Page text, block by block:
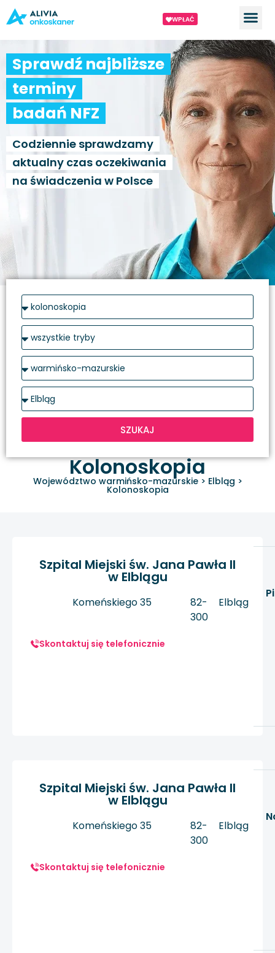
WPŁAĆ
Sprawdź najbliższe
terminy
badań NFZ
Codziennie sprawdzamy
aktualny czas oczekiwania
na świadczenia w Polsce
SZUKAJ
Kolonoskopia
Województwo warmińsko-mazurskie> Elbląg >
Kolonoskopia
Szpital Miejski św. Jana Pawła II
w Elblągu
Komeńskiego 35
82-
300
Elbląg
Skontaktuj się telefonicznie
Szpital Miejski św. Jana Pawła II
w Elblągu
Komeńskiego 35
82-
300
Elbląg
Skontaktuj się telefonicznie